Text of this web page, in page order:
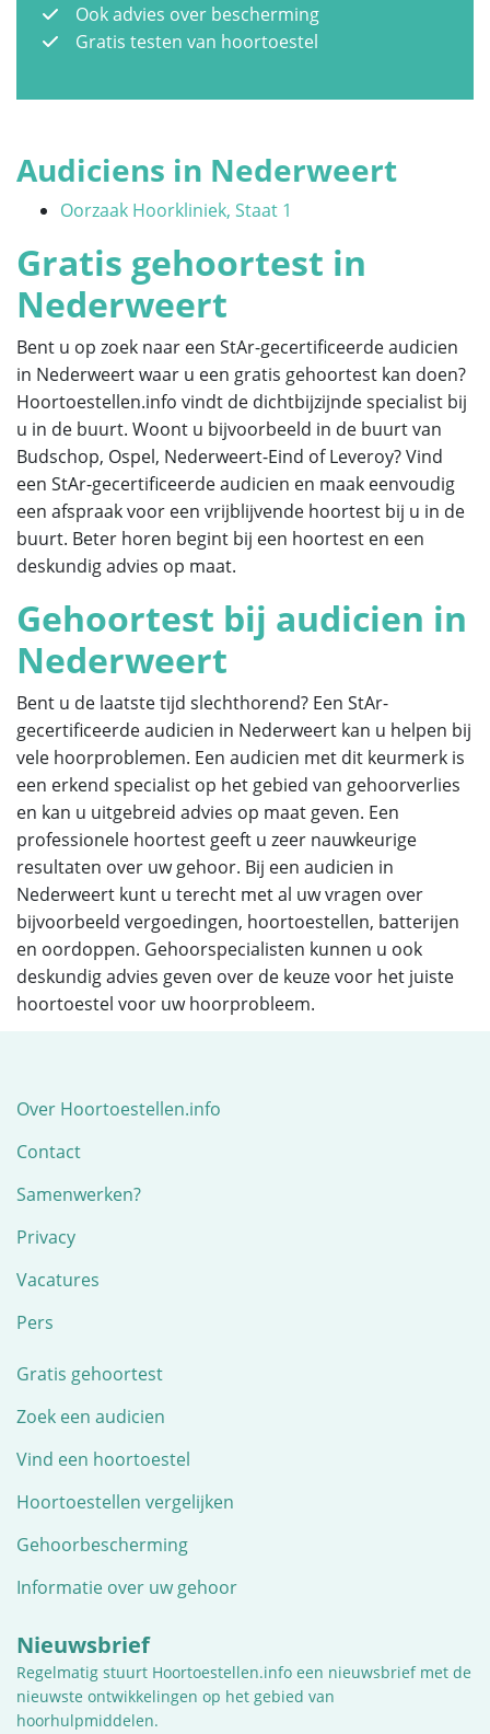
Ook advies over bescherming
Gratis testen van hoortoestel
Audiciens in Nederweert
Oorzaak Hoorkliniek, Staat 1
Gratis gehoortest in
Nederweert
Bent u op zoek naar een StAr-gecertificeerde audicien
in Nederweert waar u een gratis gehoortest kan doen?
Hoortoestellen.info vindt de dichtbijzijnde specialist bij
u in de buurt. Woont u bijvoorbeeld in de buurt van
Budschop, Ospel, Nederweert-Eind of Leveroy? Vind
een StAr-gecertificeerde audicien en maak eenvoudig
een afspraak voor een vrijblijvende hoortest bij u in de
buurt. Beter horen begint bij een hoortest en een
deskundig advies op maat.
Gehoortest bij audicien in
Nederweert
Bent u de laatste tijd slechthorend? Een StAr-
gecertificeerde audicien in Nederweert kan u helpen bij
vele hoorproblemen. Een audicien met dit keurmerk is
een erkend specialist op het gebied van gehoorverlies
en kan u uitgebreid advies op maat geven. Een
professionele hoortest geeft u zeer nauwkeurige
resultaten over uw gehoor. Bij een audicien in
Nederweert kunt u terecht met al uw vragen over
bijvoorbeeld vergoedingen, hoortoestellen, batterijen
en oordoppen. Gehoorspecialisten kunnen u ook
deskundig advies geven over de keuze voor het juiste
hoortoestel voor uw hoorprobleem.
Over Hoortoestellen.info
Contact
Samenwerken?
Privacy
Vacatures
Pers
Gratis gehoortest
Zoek een audicien
Vind een hoortoestel
Hoortoestellen vergelijken
Gehoorbescherming
Informatie over uw gehoor
Nieuwsbrief
Regelmatig stuurt Hoortoestellen.info een nieuwsbrief met de
nieuwste ontwikkelingen op het gebied van
hoorhulpmiddelen.